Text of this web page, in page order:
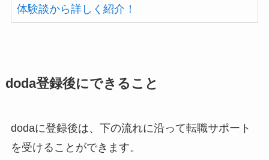
体験談から詳しく紹介！
doda登録後にできること
dodaに登録後は、下の流れに沿って転職サポート
を受けることができます。